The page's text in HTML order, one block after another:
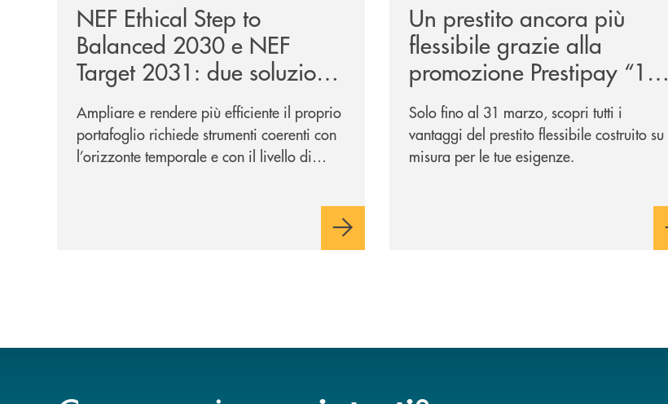
NEF Ethical Step to
Balanced 2030 e NEF
Target 2031: due soluzioni
per far evolvere i tuoi
investimenti
Ampliare e rendere più efficiente il proprio
portafoglio richiede strumenti coerenti con
l’orizzonte temporale e con il livello di
2030 e NEF Target 2031, due soluzioni tra
Un prestito ancora più
flessibile grazie alla
promozione Prestipay “110
Volte Su Misura per Te!”
Solo fino al 31 marzo, scopri tutti i
vantaggi del prestito flessibile costruito su
misura per le tue esigenze.